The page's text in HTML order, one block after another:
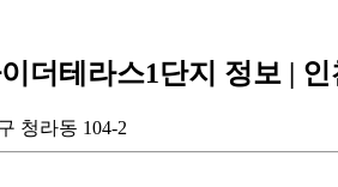
더테라스1단지 정보 |
청라동 104-2